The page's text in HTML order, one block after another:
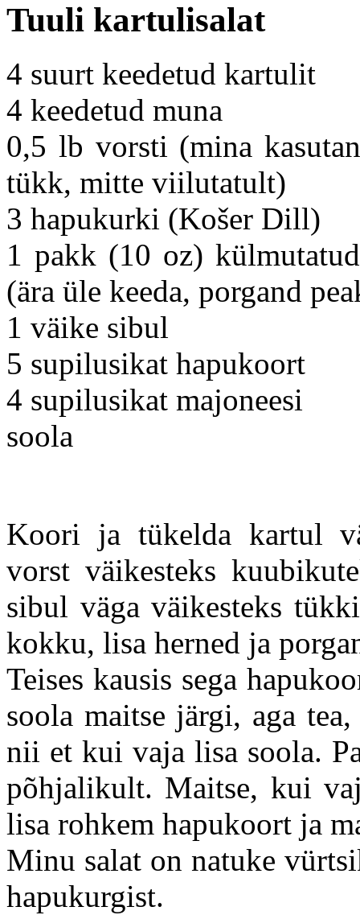
Tuuli kartulisalat
4 suurt keedetud kartulit
4 keedetud muna
0,5 lb vorsti (mina
tükk, mitte viilutatult)
3 hapukurki (Košer Dill)
1 pakk (10 oz)
(ära üle keeda, porgand
1 väike sibul
5 supilusikat hapukoort
4 supilusikat majoneesi
soola
Koori ja tükelda kartul
vorst väikesteks
sibul väga väikesteks
kokku, lisa herned ja
Teises kausis sega
soola maitse järgi, aga
nii et kui vaja lisa soola.
põhjalikult. Maitse, kui
lisa rohkem hapukoort ja
Minu salat on natuke
hapukurgist.